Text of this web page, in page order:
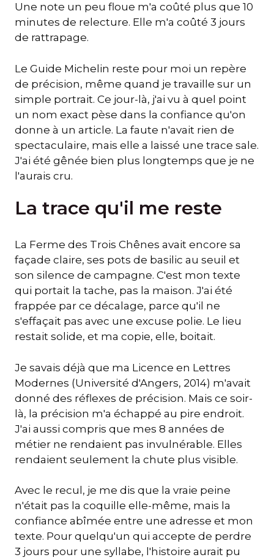
Une note un peu floue m'a coûté plus que 10
minutes de relecture. Elle m'a coûté 3 jours
de rattrapage.
Le Guide Michelin reste pour moi un repère
de précision, même quand je travaille sur un
simple portrait. Ce jour-là, j'ai vu à quel point
un nom exact pèse dans la confiance qu'on
donne à un article. La faute n'avait rien de
spectaculaire, mais elle a laissé une trace sale.
J'ai été gênée bien plus longtemps que je ne
l'aurais cru.
La trace qu'il me reste
La Ferme des Trois Chênes avait encore sa
façade claire, ses pots de basilic au seuil et
son silence de campagne. C'est mon texte
qui portait la tache, pas la maison. J'ai été
frappée par ce décalage, parce qu'il ne
s'effaçait pas avec une excuse polie. Le lieu
restait solide, et ma copie, elle, boitait.
Je savais déjà que ma Licence en Lettres
Modernes (Université d'Angers, 2014) m'avait
donné des réflexes de précision. Mais ce soir-
là, la précision m'a échappé au pire endroit.
J'ai aussi compris que mes 8 années de
métier ne rendaient pas invulnérable. Elles
rendaient seulement la chute plus visible.
Avec le recul, je me dis que la vraie peine
n'était pas la coquille elle-même, mais la
confiance abîmée entre une adresse et mon
texte. Pour quelqu'un qui accepte de perdre
3 jours pour une syllabe, l'histoire aurait pu